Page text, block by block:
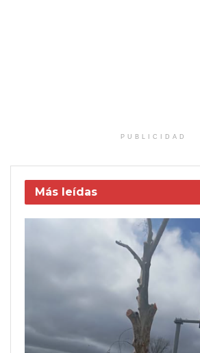
PUBLICIDAD
Más leídas